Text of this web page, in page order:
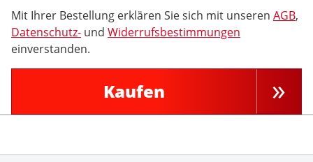
Mit Ihrer Bestellung erklären Sie sich mit unseren AGB,
Datenschutz- und Widerrufsbestimmungen
einverstanden.
Kaufen